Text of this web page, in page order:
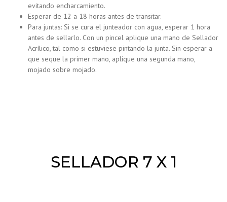
evitando encharcamiento.
Esperar de 12 a 18 horas antes de transitar.
Para juntas: Si se cura el junteador con agua, esperar 1 hora
antes de sellarlo. Con un pincel aplique una mano de Sellador
Acrílico, tal como si estuviese pintando la junta. Sin esperar a
que seque la primer mano, aplique una segunda mano,
mojado sobre mojado.
SELLADOR 7 X 1